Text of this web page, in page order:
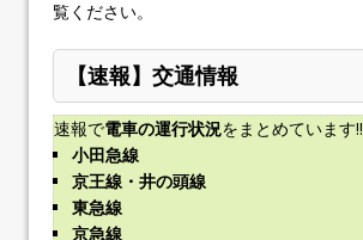
覧ください。
【速報】交通情報
速報で電車の運行状況をまとめています!!
小田急線
京王線・井の頭線
東急線
京急線